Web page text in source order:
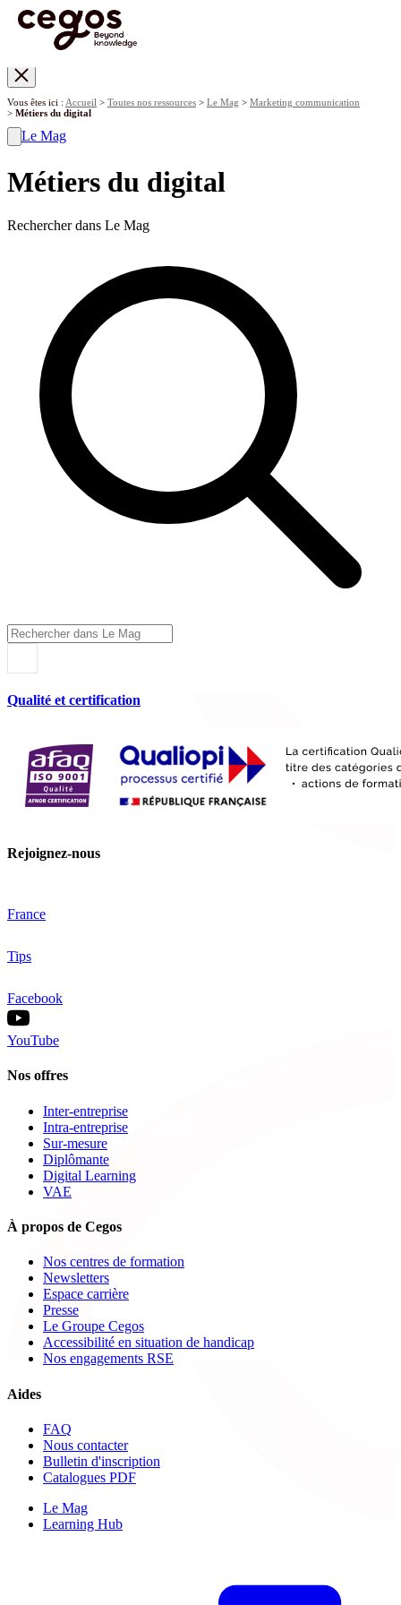
Vous êtes ici : Accueil > Toutes nos ressources > Le Mag > Marketing communication
> Métiers du digital
Le Mag
Métiers du digital
Rechercher dans Le Mag
Qualité et certification
Rejoignez-nous
France
Tips
Facebook
YouTube
Nos offres
Inter-entreprise
Intra-entreprise
Sur-mesure
Diplômante
Digital Learning
VAE
À propos de Cegos
Nos centres de formation
Newsletters
Espace carrière
Presse
Le Groupe Cegos
Accessibilité en situation de handicap
Nos engagements RSE
Aides
FAQ
Nous contacter
Bulletin d'inscription
Catalogues PDF
Le Mag
Learning Hub